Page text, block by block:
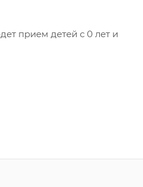
прием детей с 0 лет и